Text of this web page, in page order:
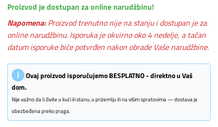
Proizvod je dostupan za online narudžbinu!
Napomena: Proizvod trenutno nije na stanju i dostupan je za
online narudžbinu. Isporuka je okvirno oko 4 nedelje, a tačan
datum isporuke biće potvrđen nakon obrade Vaše narudžbine.
ℹ
Ovaj proizvod isporučujemo BESPLATNO - direktno u Vaš
dom.
Nije važno da li živite u kući ili stanu, u prizemlju ili na višim spratovima — dostava je
obezbeđena preko praga.